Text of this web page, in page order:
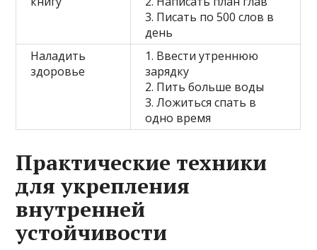
3. Писать по 500 слов в
день
Наладить
здоровье
1. Ввести утреннюю
зарядку
2. Пить больше воды
3. Ложиться спать в
одно время
Практические техники
для укрепления
внутренней
устойчивости